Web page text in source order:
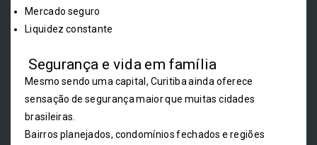
Mercado seguro
Liquidez constante
Segurança e vida em família
Mesmo sendo uma capital, Curitiba ainda oferece
sensação de segurança maior que muitas cidades
brasileiras.
Bairros planejados, condomínios fechados e regiões